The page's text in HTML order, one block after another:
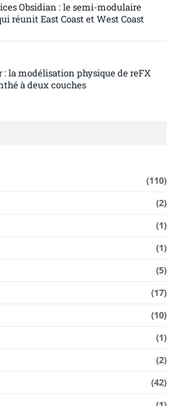
Obsidian : le semi-modulaire
réunit East Coast et West Coast
: la modélisation physique de reFX
à deux couches
(110)
(2)
(1)
(1)
(5)
(17)
(10)
(1)
(2)
(42)